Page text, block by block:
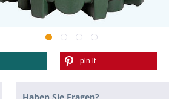
pin it